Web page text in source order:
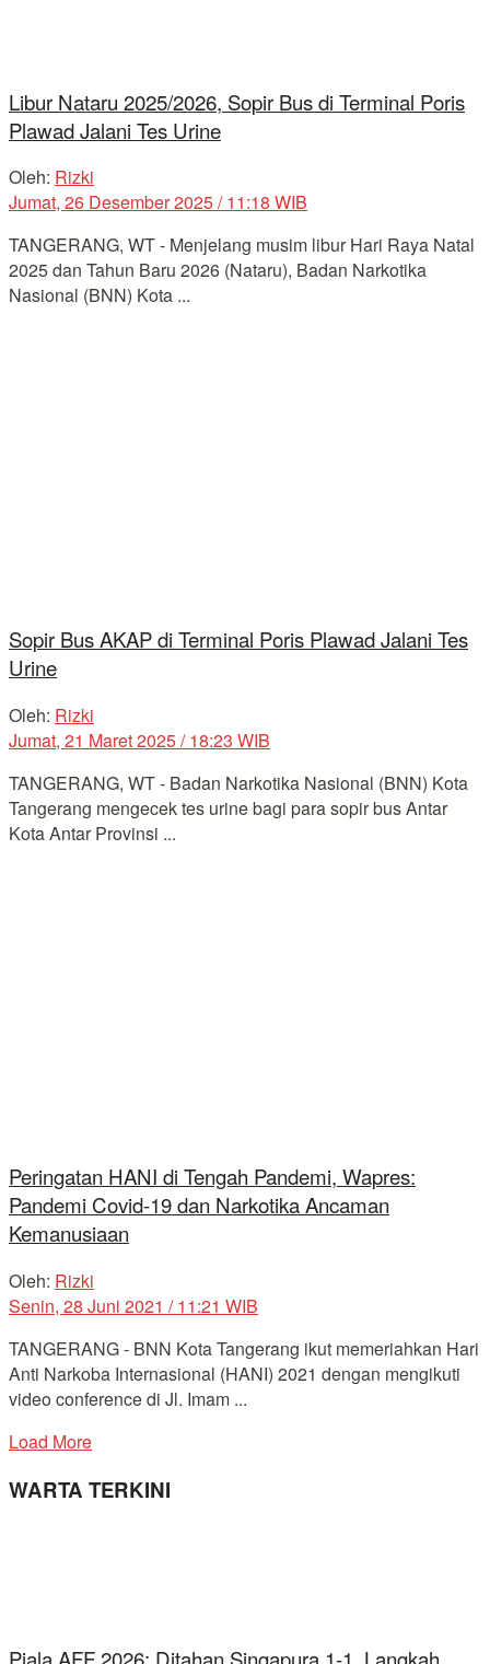
Libur Nataru 2025/2026, Sopir Bus di Terminal Poris
Plawad Jalani Tes Urine
Oleh: Rizki
Jumat, 26 Desember 2025 / 11:18 WIB
TANGERANG, WT - Menjelang musim libur Hari Raya Natal
2025 dan Tahun Baru 2026 (Nataru), Badan Narkotika
Nasional (BNN) Kota ...
Sopir Bus AKAP di Terminal Poris Plawad Jalani Tes
Urine
Oleh: Rizki
Jumat, 21 Maret 2025 / 18:23 WIB
TANGERANG, WT - Badan Narkotika Nasional (BNN) Kota
Tangerang mengecek tes urine bagi para sopir bus Antar
Kota Antar Provinsi ...
Peringatan HANI di Tengah Pandemi, Wapres:
Pandemi Covid-19 dan Narkotika Ancaman
Kemanusiaan
Oleh: Rizki
Senin, 28 Juni 2021 / 11:21 WIB
TANGERANG - BNN Kota Tangerang ikut memeriahkan Hari
Anti Narkoba Internasional (HANI) 2021 dengan mengikuti
video conference di Jl. Imam ...
Load More
WARTA TERKINI